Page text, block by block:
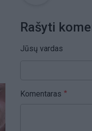
Rašyti
Jūsų vardas
Komentaras